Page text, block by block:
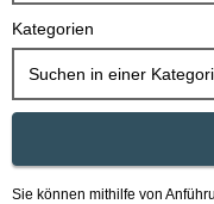
o
Kategorien
Suchen in einer
Sie können mithilfe von